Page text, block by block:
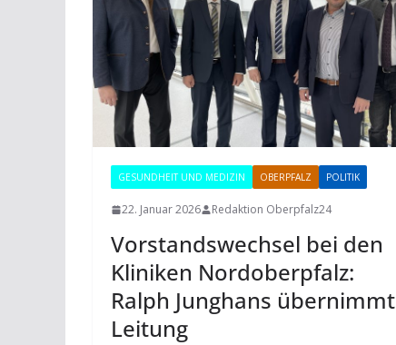
GESUNDHEIT UND MEDIZIN OBERPFALZ POLITIK
22. Januar 2026 Redaktion Oberpfalz24
Vorstandswechsel bei den
Kliniken Nordoberpfalz:
Ralph Junghans übernimmt
Leitung